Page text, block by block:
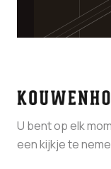
U bent op elk
een kijkje te